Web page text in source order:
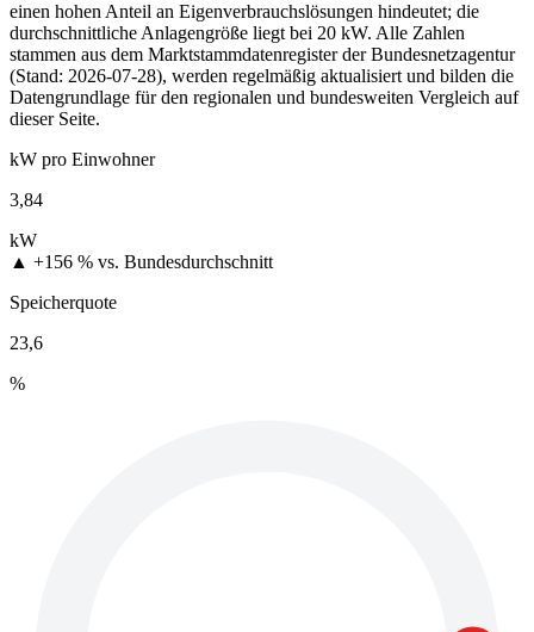
einen hohen Anteil an Eigenverbrauchslösungen hindeutet; die
durchschnittliche Anlagengröße liegt bei 20 kW. Alle Zahlen
stammen aus dem Marktstammdatenregister der Bundesnetzagentur
(Stand: 2026-07-28), werden regelmäßig aktualisiert und bilden die
Datengrundlage für den regionalen und bundesweiten Vergleich auf
dieser Seite.
kW pro Einwohner
3,84
kW
▲ +156 % vs. Bundesdurchschnitt
Speicherquote
23,6
%